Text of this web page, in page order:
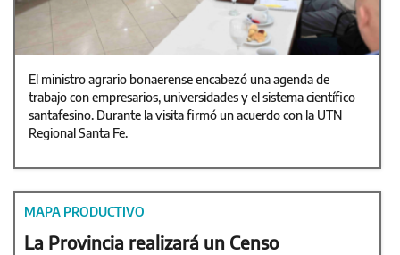
El ministro agrario bonaerense encabezó una agenda de
trabajo con empresarios, universidades y el sistema científico
santafesino. Durante la visita firmó un acuerdo con la UTN
Regional Santa Fe.
MAPA PRODUCTIVO
La Provincia realizará un Censo